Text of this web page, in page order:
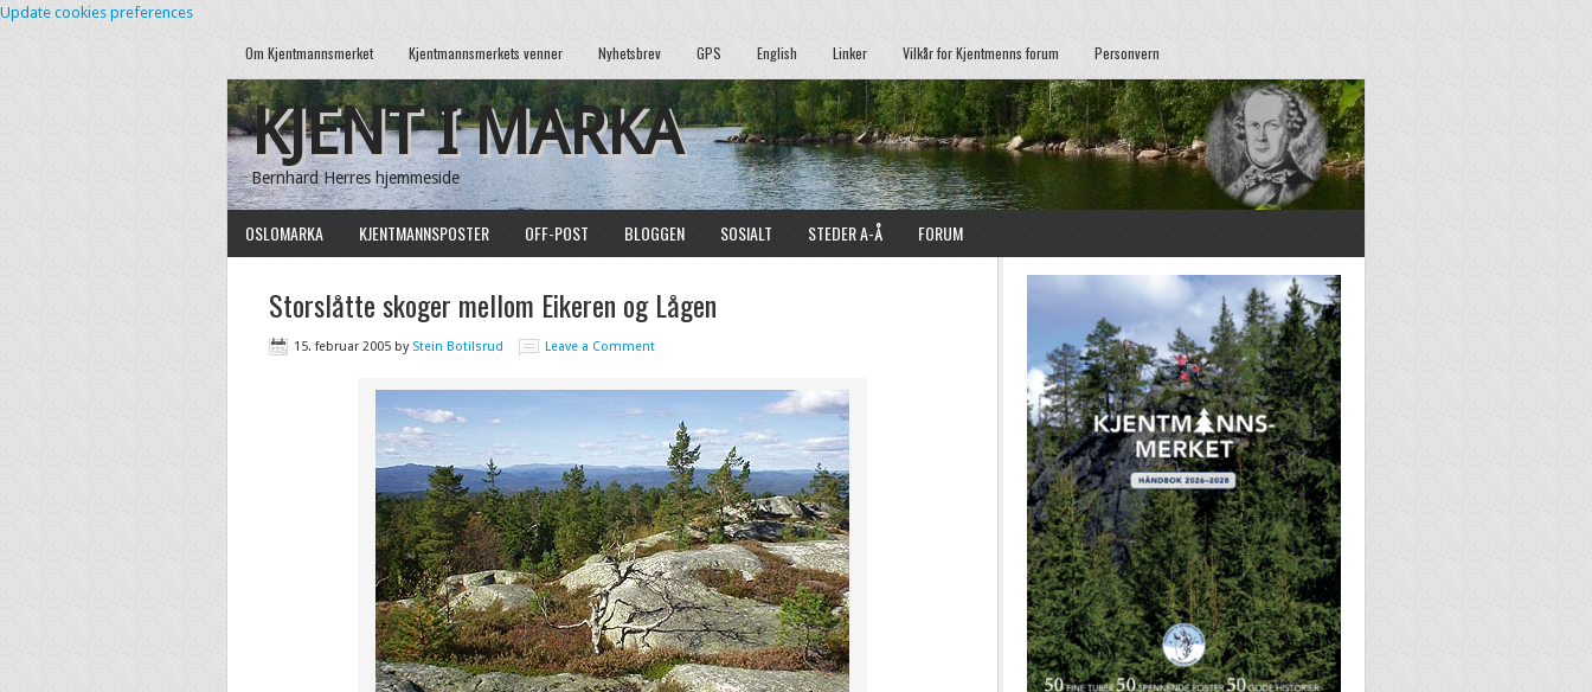
Update cookies preferences
Om Kjentmannsmerket Kjentmannsmerkets venner Nyhetsbrev GPS English Linker Vilkår for Kjentmenns forum Personvern
KJENT I MARKA
Bernhard Herres hjemmeside
OSLOMARKA KJENTMANNSPOSTER OFF-POST BLOGGEN SOSIALT STEDER A-Å FORUM
Storslåtte skoger mellom Eikeren og Lågen
15. februar 2005 by Stein Botilsrud Leave a Comment